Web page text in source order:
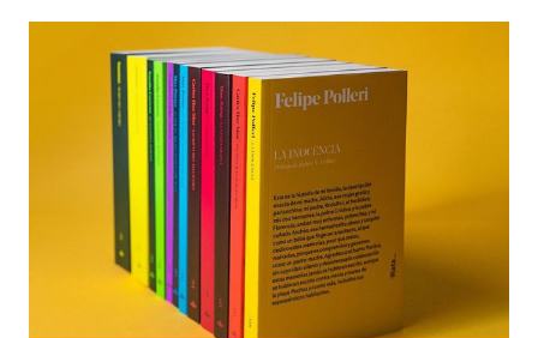
Play , y cuyas vidas se ven constantemente asediadas por
preocupaciones y problemas más bien propios de
treintañeros (para goce y disfrute del televidente), siempre
han sido para mí una suerte de placer culpable . Quizás sea
por ello que, al igual que ya sucediera con la primera
temporada, los ocho capítulos de esta segunda tanda han
sido carne de maratón de fin de semana y han pasado ante
mí como un suspiro. El mono hasta el estreno de la ya
confirmada tercera temporada...